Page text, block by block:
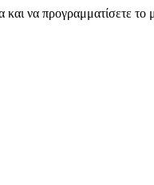
να προγραμματίσετε το